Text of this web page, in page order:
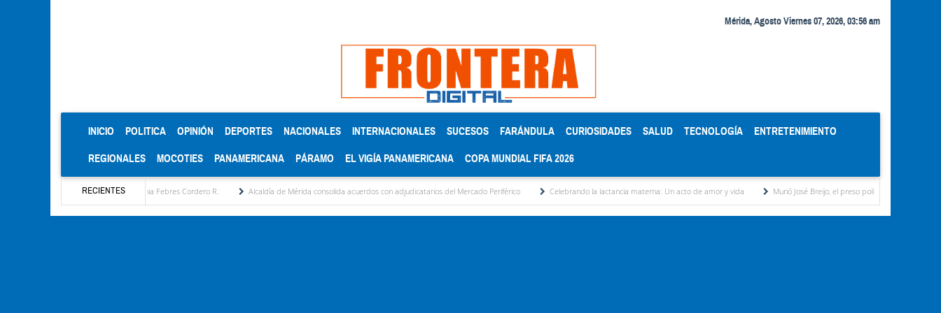
Mérida, Agosto Viernes 07, 2026, 03:56 am
INICIO (CURRENT)
POLITICA OPINIÓN DEPORTES NACIONALES INTERNACIONALES SUCESOS FARÁNDULA CURIOSIDADES SALUD TECNOLOGÍA ENTRETENIMIENTO
REGIONALES MOCOTIES PANAMERICANA PÁRAMO EL VIGÍA PANAMERICANA COPA MUNDIAL FIFA 2026
RECIENTES
por María Eugenia Febres Cordero R. Alcaldía de Mérida consolida acuerdos con adjudicatarios del Mercado Periférico Celebrando la lactancia materna: Un acto de amor y vida Murió José Breijo, el preso político uruguayo-venezolano bajo